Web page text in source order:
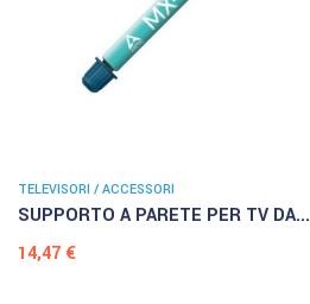
TELEVISORI / ACCESSORI
SUPPORTO A PARETE PER TV DA...
Prezzo
14,47 €